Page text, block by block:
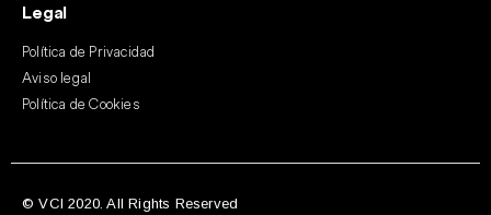
Legal
Política de Privacidad
Aviso legal
Política de Cookies
© VCI 2020. All Rights Reserved